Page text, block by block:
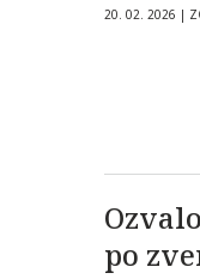
20. 02. 2026 |
po